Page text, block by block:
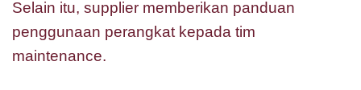
Selain itu, supplier memberikan panduan
penggunaan perangkat kepada tim
maintenance.